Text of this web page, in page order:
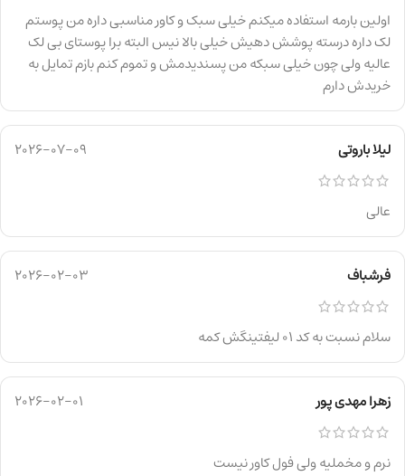
اولین بارمه استفاده میکنم خیلی سبک و کاور مناسبی داره من پوستم
لک داره درسته پوشش دهیش خیلی بالا نیس البته برا پوستای بی لک
عالیه ولی چون خیلی سبکه من پسندیدمش و تموم کنم بازم تمایل به
خریدش دارم
لیلا باروتی 2026-07-09
عالی
فرشباف 2026-02-03
سلام نسبت به کد ۰۱ لیفتینگش کمه
زهرا مهدی پور 2026-02-01
نرم و مخملیه ولی فول کاور نیست